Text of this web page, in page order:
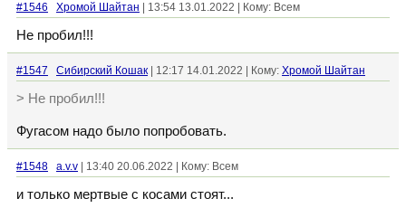
#1546 Хромой Шайтан | 13:54 13.01.2022 | Кому: Всем
Не пробил!!!
#1547 Сибирский Кошак | 12:17 14.01.2022 | Кому: Хромой Шайтан
> Не пробил!!!
Фугасом надо было попробовать.
#1548 a.v.v | 13:40 20.06.2022 | Кому: Всем
и только мертвые с косами стоят...